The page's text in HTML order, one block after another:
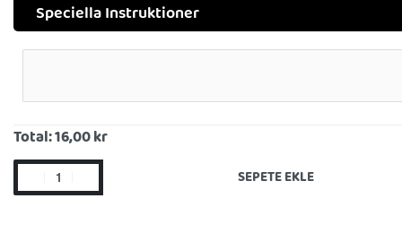
Speciella Instruktioner
Total:16,00 kr
SEPETE EKLE